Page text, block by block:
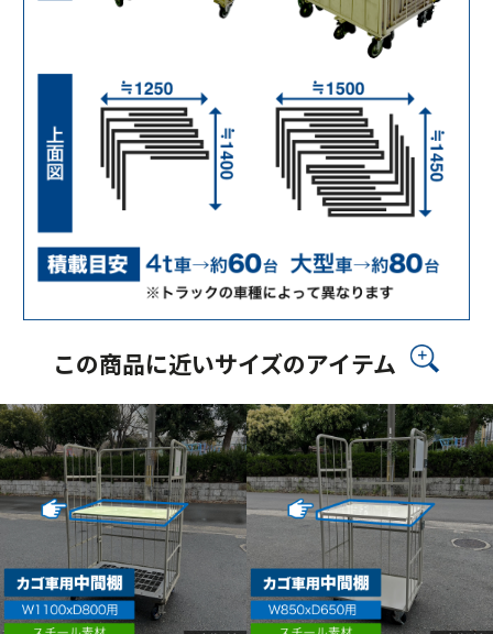
この商品に近いサイズのアイテム